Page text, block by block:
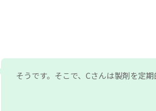
そうです。そこで、Cさんは製剤を定